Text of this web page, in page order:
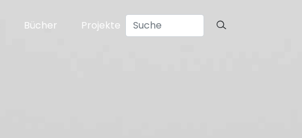
Bücher Projekte